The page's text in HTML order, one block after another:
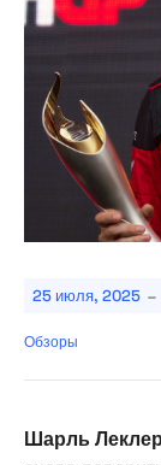
25 июля, 2025 -
Обзоры
Шарль Леклер